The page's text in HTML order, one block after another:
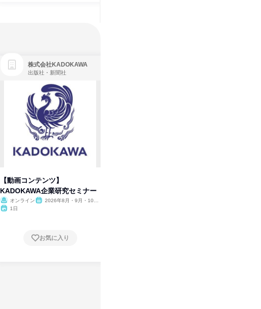
株式会社KADOKAWA
出版社・新聞社
【動画コンテンツ】
KADOKAWA企業研究セミナー
オンライン
2026年8月・9月・10
1日
お気に入り